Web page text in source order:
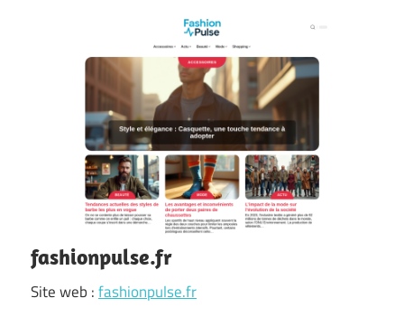
fashionpulse.fr
Site web :fashionpulse.fr